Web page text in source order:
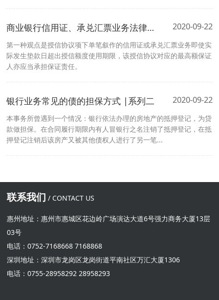
商业银行信用证、承兑汇票业务法律实务解析 2020-09-22
第一种观点是授信协议项下单笔叙作的信用证或承兑汇票业务即使实
际发生垫款日超出授信额度使用期限，该授信协议对应的最高额保证
人亦应当承担保证责任。
银行业务常见的债的担保方式 |系列二 2020-09-22
本事务所曾遇到一个情况：银行依法办理的房地产的抵押登记，为贷
款做担保。在合同履行期限内有人冒银行之名注销了抵押登记，在抵
押登记注销后该房产又被其他债权人进行了另一笔...
联系我们 / CONTACT US
惠州地址：惠州市惠城区花边岭广场演达大道6号强力商务大厦13层
03号
电话：0752-7168668 7168868
深圳地址：深圳市龙岗区龙岗街道平南社区万汇大厦1306
电话：0755-28958292 28958293